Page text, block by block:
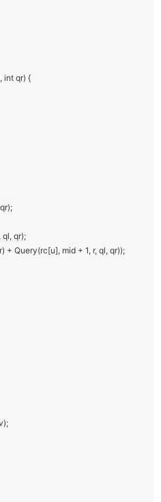
int qr) {
qr);
Query(rc[u], mid + 1, r, ql, qr));